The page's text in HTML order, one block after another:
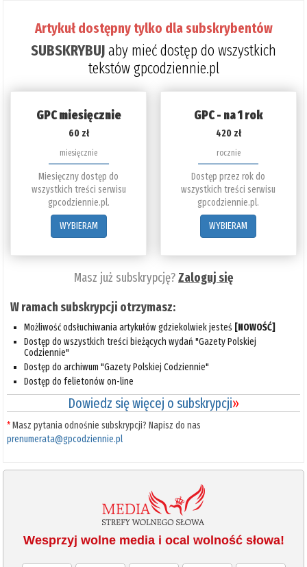
Artykuł dostępny tylko dla subskrybentów
SUBSKRYBUJaby mieć dostęp do wszystkich
tekstów gpcodziennie.pl
GPC miesięcznie
60 zł
miesięcznie
Miesięczny dostęp do
wszystkich treści serwisu
gpcodziennie.pl.
WYBIERAM
GPC - na 1 rok
420 zł
rocznie
Dostęp przez rok do
wszystkich treści serwisu
gpcodziennie.pl.
WYBIERAM
Masz już subskrypcję?Zaloguj się
W ramach subskrypcji otrzymasz:
Możliwość odsłuchiwania artykułów gdziekolwiek jesteś [NOWOŚĆ]
Dostęp do wszystkich treści bieżących wydań "Gazety Polskiej
Codziennie"
Dostęp do archiwum "Gazety Polskiej Codziennie"
Dostęp do felietonów on-line
Dowiedz się więcej o subskrypcji»
*Masz pytania odnośnie subskrypcji? Napisz do nas
prenumerata@gpcodziennie.pl
Wesprzyj wolne media i ocal wolność słowa!